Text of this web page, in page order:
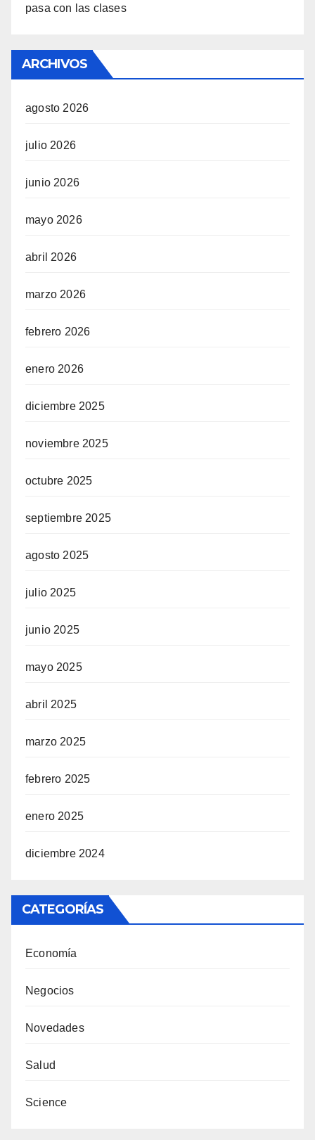
pasa con las clases
ARCHIVOS
agosto 2026
julio 2026
junio 2026
mayo 2026
abril 2026
marzo 2026
febrero 2026
enero 2026
diciembre 2025
noviembre 2025
octubre 2025
septiembre 2025
agosto 2025
julio 2025
junio 2025
mayo 2025
abril 2025
marzo 2025
febrero 2025
enero 2025
diciembre 2024
CATEGORÍAS
Economía
Negocios
Novedades
Salud
Science